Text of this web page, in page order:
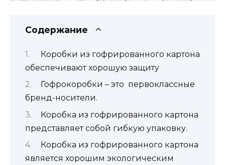
Содержание
Коробки из гофрированного картона
обеспечивают хорошую защиту
Гофрокоробки – это первоклассные
бренд-носители.
Коробка из гофрированного картона
представляет собой гибкую упаковку.
Коробка из гофрированного картона
является хорошим экологическим